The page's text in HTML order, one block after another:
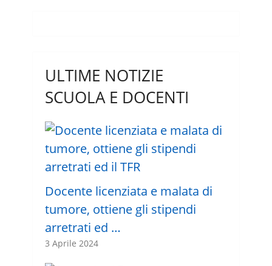
ULTIME NOTIZIE
SCUOLA E DOCENTI
Docente licenziata e malata di
tumore, ottiene gli stipendi
arretrati ed …
3 Aprile 2024